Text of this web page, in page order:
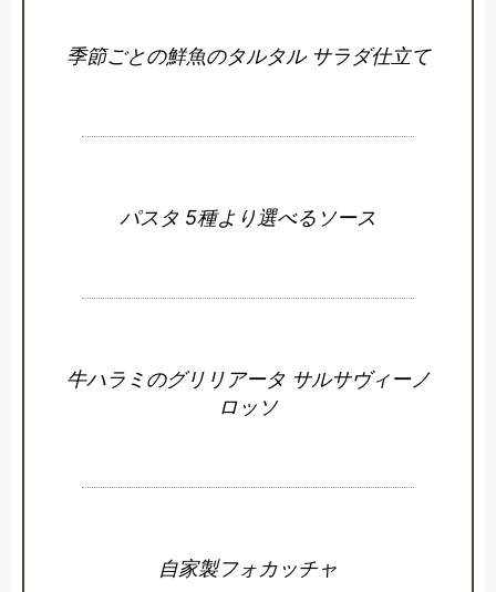
季節ごとの鮮魚のタルタル サラダ仕立て
パスタ 5種より選べるソース
牛ハラミのグリリアータ サルサヴィーノ
ロッソ
自家製フォカッチャ